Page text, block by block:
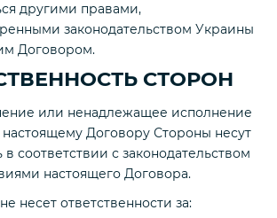
другими правами,
законодательством Украины
Договором.
СТОРОН
или ненадлежащее исполнение
настоящему Договору Стороны несут
в соответствии с законодательством
настоящего Договора.
несет ответственности за: